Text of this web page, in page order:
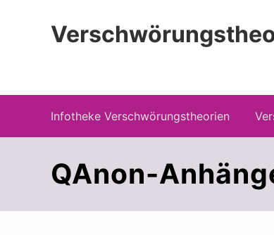
Hauptnavigation
Seitenspalte
Infotheke Verschwörungstheorien
QAnon-